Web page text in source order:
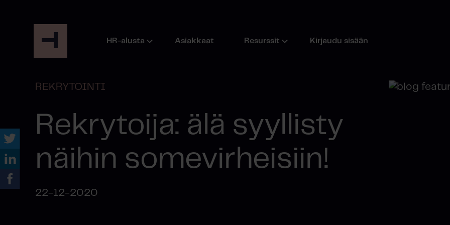
HR-alusta Asiakkaat Resurssit Kirjaudu sisään
REKRYTOINTI
Rekrytoija: älä syyllisty
näihin somevirheisiin!
22-12-2020